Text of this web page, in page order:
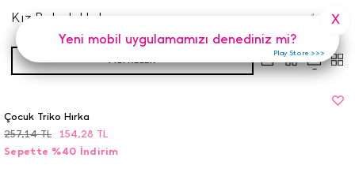
Kız Bebek Hırka 1 Adet
FILTRELER
Sepette %40 İndirim
154,28 TL
257,14 TL
Çocuk Triko Hırka
Yeni mobil uygulamamızı denediniz mi?
X
Play Store >>>